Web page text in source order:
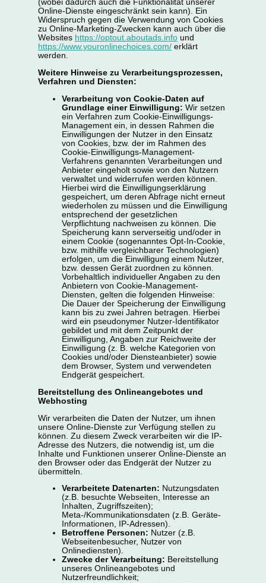
(wobei dadurch auch die Funktionalität unserer
Online-Dienste eingeschränkt sein kann). Ein
Widerspruch gegen die Verwendung von Cookies
zu Online-Marketing-Zwecken kann auch über die
Websites https://optout.aboutads.info und
https://www.youronlinechoices.com/ erklärt
werden.
Weitere Hinweise zu Verarbeitungsprozessen,
Verfahren und Diensten:
Verarbeitung von Cookie-Daten auf
Grundlage einer Einwilligung: Wir setzen
ein Verfahren zum Cookie-Einwilligungs-
Management ein, in dessen Rahmen die
Einwilligungen der Nutzer in den Einsatz
von Cookies, bzw. der im Rahmen des
Cookie-Einwilligungs-Management-
Verfahrens genannten Verarbeitungen und
Anbieter eingeholt sowie von den Nutzern
verwaltet und widerrufen werden können.
Hierbei wird die Einwilligungserklärung
gespeichert, um deren Abfrage nicht erneut
wiederholen zu müssen und die Einwilligung
entsprechend der gesetzlichen
Verpflichtung nachweisen zu können. Die
Speicherung kann serverseitig und/oder in
einem Cookie (sogenanntes Opt-In-Cookie,
bzw. mithilfe vergleichbarer Technologien)
erfolgen, um die Einwilligung einem Nutzer,
bzw. dessen Gerät zuordnen zu können.
Vorbehaltlich individueller Angaben zu den
Anbietern von Cookie-Management-
Diensten, gelten die folgenden Hinweise:
Die Dauer der Speicherung der Einwilligung
kann bis zu zwei Jahren betragen. Hierbei
wird ein pseudonymer Nutzer-Identifikator
gebildet und mit dem Zeitpunkt der
Einwilligung, Angaben zur Reichweite der
Einwilligung (z. B. welche Kategorien von
Cookies und/oder Diensteanbieter) sowie
dem Browser, System und verwendeten
Endgerät gespeichert.
Bereitstellung des Onlineangebotes und
Webhosting
Wir verarbeiten die Daten der Nutzer, um ihnen
unsere Online-Dienste zur Verfügung stellen zu
können. Zu diesem Zweck verarbeiten wir die IP-
Adresse des Nutzers, die notwendig ist, um die
Inhalte und Funktionen unserer Online-Dienste an
den Browser oder das Endgerät der Nutzer zu
übermitteln.
Verarbeitete Datenarten: Nutzungsdaten
(z.B. besuchte Webseiten, Interesse an
Inhalten, Zugriffszeiten);
Meta-/Kommunikationsdaten (z.B. Geräte-
Informationen, IP-Adressen).
Betroffene Personen: Nutzer (z.B.
Webseitenbesucher, Nutzer von
Onlinediensten).
Zwecke der Verarbeitung: Bereitstellung
unseres Onlineangebotes und
Nutzerfreundlichkeit;